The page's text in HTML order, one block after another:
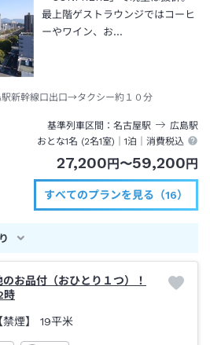
最上階ゲストラウンジではコーヒ
ーやワイン、お…
駅新幹線口出口→タクシー約１０分
基準列車区間 名古屋駅 広島駅
おとな1名 (2名1室)｜1泊 ｜消費税込
27,200 円 〜59,200 円
すべてのプランを見る（16）
のお品付（おひとり１つ）！
時
煙】 19平米